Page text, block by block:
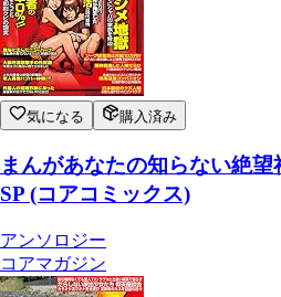
気になる 購入済み
まんがあなたの知らない絶
SP (コアコミックス)
アンソロジー
コアマガジン